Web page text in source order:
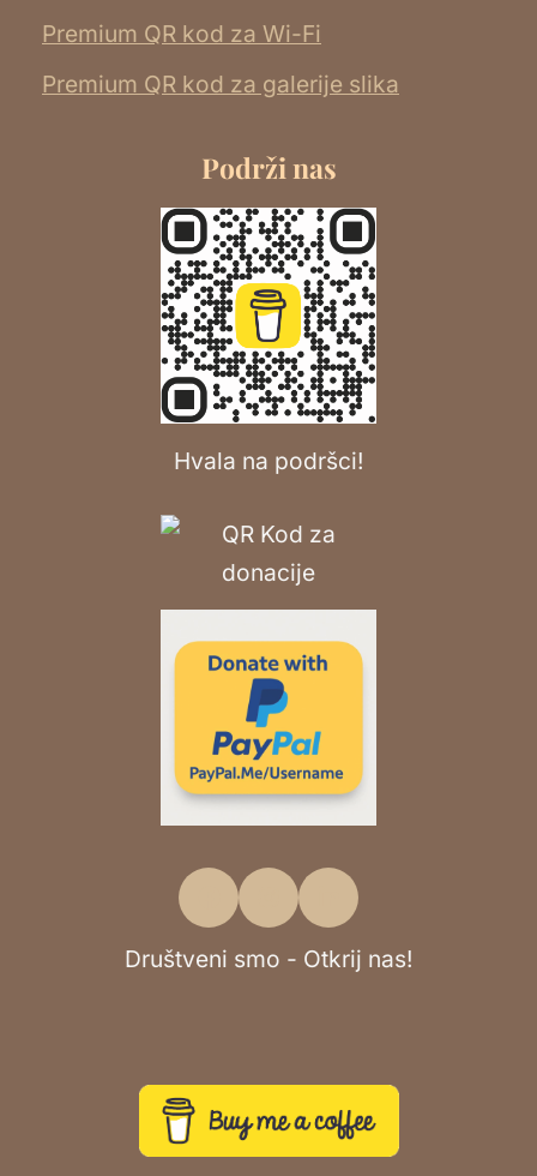
Premium QR kod za Wi-Fi
Premium QR kod za galerije slika
Podrži nas
Hvala na podršci!
Društveni smo - Otkrij nas!